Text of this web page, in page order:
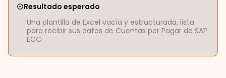
Resultado esperado
Una plantilla de Excel vacía y estructurada, lista
para recibir sus datos de Cuentas por Pagar de SAP
ECC.